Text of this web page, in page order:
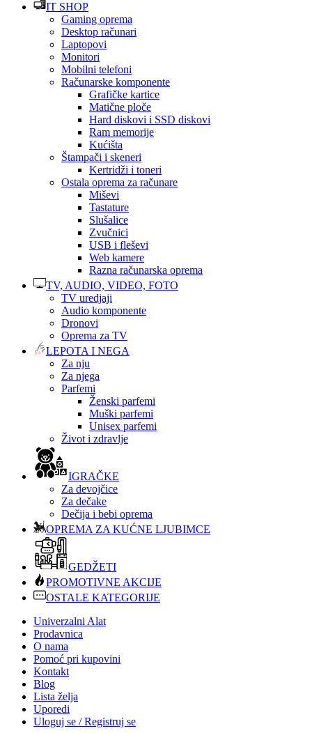
IT SHOP
Gaming oprema
Desktop računari
Laptopovi
Monitori
Mobilni telefoni
Računarske komponente
Grafičke kartice
Matične ploče
Hard diskovi i SSD diskovi
Ram memorije
Kućišta
Štampači i skeneri
Kertridži i toneri
Ostala oprema za računare
Miševi
Tastature
Slušalice
Zvučnici
USB i fleševi
Web kamere
Razna računarska oprema
TV, AUDIO, VIDEO, FOTO
TV uredjaji
Audio komponente
Dronovi
Oprema za TV
LEPOTA I NEGA
Za nju
Za njega
Parfemi
Ženski parfemi
Muški parfemi
Unisex parfemi
Život i zdravlje
IGRAČKE
Za devojčice
Za dečake
Dečija i bebi oprema
OPREMA ZA KUĆNE LJUBIMCE
GEDŽETI
PROMOTIVNE AKCIJE
OSTALE KATEGORIJE
Univerzalni Alat
Prodavnica
O nama
Pomoć pri kupovini
Kontakt
Blog
Lista želja
Uporedi
Uloguj se / Registruj se